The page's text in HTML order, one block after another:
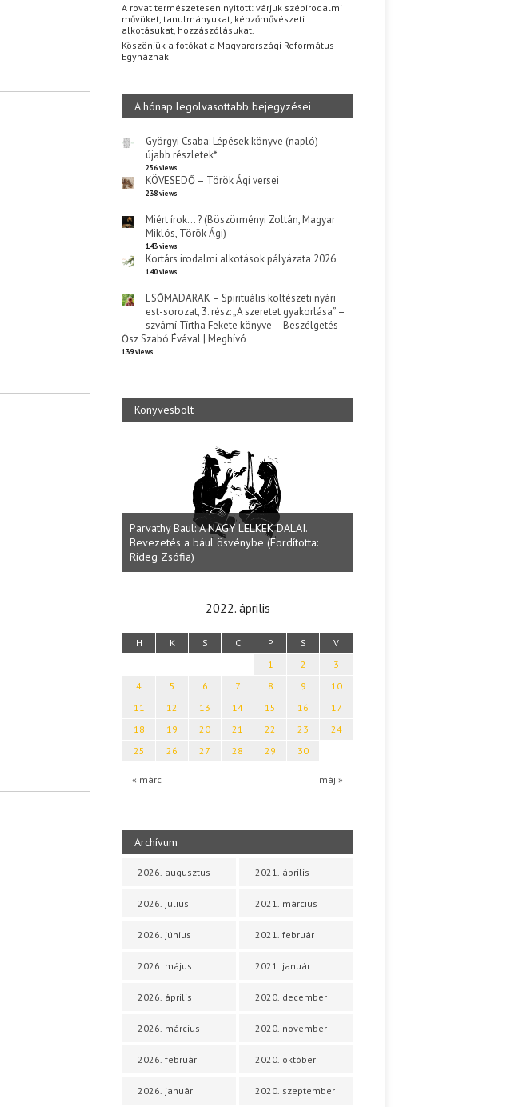
A rovat természetesen nyitott: várjuk szépirodalmi
művüket, tanulmányukat, képzőművészeti
alkotásukat, hozzászólásukat.
Köszönjük a fotókat a Magyarországi Református
Egyháznak
A hónap legolvasottabb bejegyzései
Györgyi Csaba: Lépések könyve (napló) –
újabb részletek*
256 views
KÖVESEDŐ – Török Ági versei
238 views
Miért írok… ? (Böszörményi Zoltán, Magyar
Miklós, Török Ági)
143 views
Kortárs irodalmi alkotások pályázata 2026
140 views
ESŐMADARAK – Spirituális költészeti nyári
est-sorozat, 3. rész: „A szeretet gyakorlása” –
szvámí Tírtha Fekete könyve – Beszélgetés
Ősz Szabó Évával | Meghívó
139 views
Könyvesbolt
Parvathy Baul: A NAGY LELKEK DALAI.
Bevezetés a bául ösvénybe (Fordította:
Rideg Zsófia)
2022. április
H K S C P S V
« márc máj »
1 2
3
4
5 6 7 8 9
10
11
12 13 14 15 16
17
18
19 20 21 22 23
24
25
26 27 28 29 30
Archívum
2026. augusztus
2026. július
2026. június
2026. május
2026. április
2026. március
2026. február
2026. január
2021. április
2021. március
2021. február
2021. január
2020. december
2020. november
2020. október
2020. szeptember